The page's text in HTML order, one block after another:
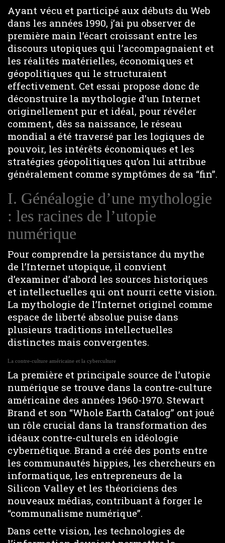
Ayant vécu et participé aux débuts du Web
dans les années 1990, j’ai pu observer de
première main l’écart croissant entre les
discours utopiques qui l’accompagnaient et
les réalités matérielles, économiques et
géopolitiques qui le structuraient
effectivement. Cet essai propose donc de
déconstruire la mythologie d’un Internet
originellement pur et idéal, pour révéler
comment, dès sa naissance, le réseau
mondial a été traversé par les logiques de
pouvoir, les intérêts économiques et les
stratégies géopolitiques qu’on lui attribue
généralement comme symptômes de sa “fin”.
I. Généalogie d’une mythologie
: les racines de l’utopie
numérique
Pour comprendre la persistance du mythe
de l’Internet utopique, il convient
d’examiner d’abord les sources historiques
et intellectuelles qui ont nourri cette vision.
La mythologie de l’Internet originel comme
espace de liberté absolue puise dans
plusieurs traditions intellectuelles
distinctes mais convergentes.
La contre-culture américaine et la cyberculture
La première et principale source de l’utopie
numérique se trouve dans la contre-culture
américaine des années 1960-1970. Stewart
Brand et son “Whole Earth Catalog” ont joué
un rôle crucial dans la transformation des
idéaux contre-culturels en idéologie
cybernétique. Brand a créé des ponts entre
les communautés hippies, les chercheurs en
informatique, les entrepreneurs de la
Silicon Valley et les théoriciens des
nouveaux médias, contribuant à forger le
“communalisme numérique”.
Dans cette vision, les technologies de